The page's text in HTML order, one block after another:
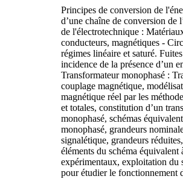
Principes de conversion de
d’une chaîne de conversion de
de l'électrotechnique :
conducteurs, magnétiques -
régimes linéaire et saturé.
incidence de la présence d’un
Transformateur monophasé :
couplage magnétique,
magnétique réel par les
et totales, constitution d’un
monophasé, schémas
monophasé, grandeurs
signalétique, grandeurs
éléments du schéma équivalent
expérimentaux, exploitation du
pour étudier le fonctionnement